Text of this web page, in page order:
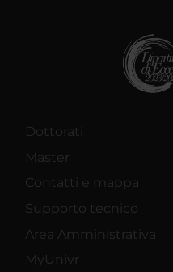
Dottorati
Master
Contatti e mappa
Supporto tecnico
Area Amministrativa
MyUnivr